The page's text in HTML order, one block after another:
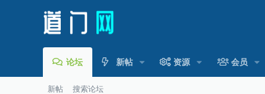
论坛 新帖 资源 会员
新帖 搜索论坛